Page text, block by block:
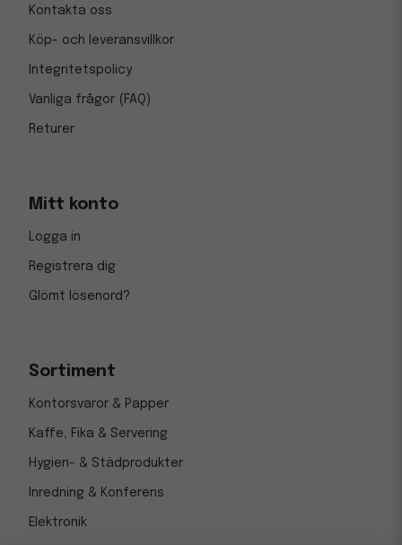
Kontakta oss
Köp- och leveransvillkor
Integritetspolicy
Vanliga frågor (FAQ)
Returer
Mitt konto
Logga in
Registrera dig
Glömt lösenord?
Sortiment
Kontorsvaror & Papper
Kaffe, Fika & Servering
Hygien- & Städprodukter
Inredning & Konferens
Elektronik